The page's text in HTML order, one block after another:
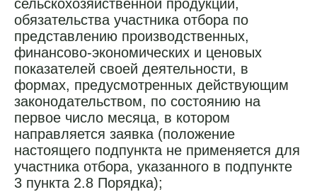
сельскохозяйственной продукции,
обязательства участника отбора по
представлению производственных,
финансово-экономических и ценовых
показателей своей деятельности, в
формах, предусмотренных действующим
законодательством, по состоянию на
первое число месяца, в котором
направляется заявка (положение
настоящего подпункта не применяется для
участника отбора, указанного в подпункте
3 пункта 2.8 Порядка);